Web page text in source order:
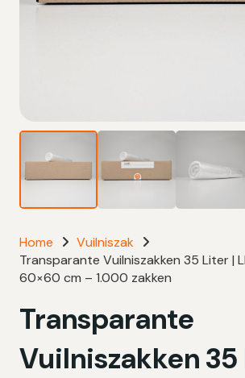
Home
Vuilniszak
Transparante Vuilniszakken 35 Liter |
60×60 cm – 1.000 zakken
Transparante
Vuilniszakken 35